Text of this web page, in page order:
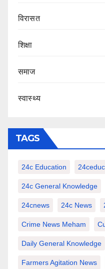
‍‍विरासत
शिक्षा
समाज
स्वास्थ्य
TAGS
24c Education
24c General Knowledge
24cnews 24c News
Crime News Meham
Daily General Knowledge
Farmers Agitation News